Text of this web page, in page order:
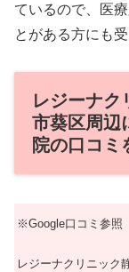
ているので、医
とがある方にも
レジーナク
市葵区周辺
院の口コミ
※Google口コミ参照
レジーナクリニック